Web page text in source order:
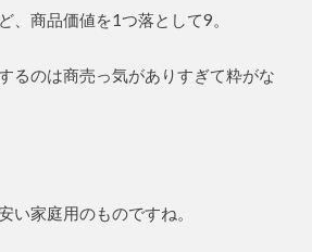
、商品価値を1つ落として9。
るのは商売っ気がありすぎて粋がな
い家庭用のものですね。